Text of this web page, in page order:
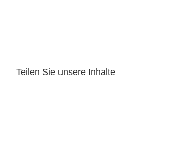
Teilen Sie unsere Inhalte